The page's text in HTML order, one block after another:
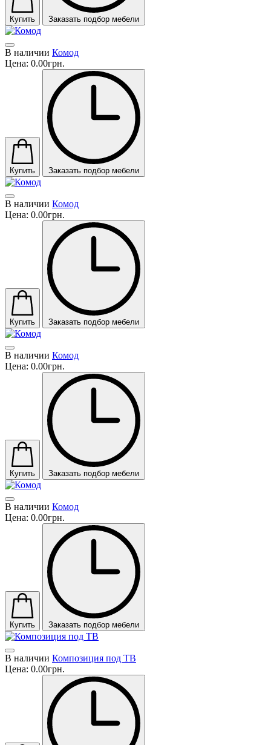
Купить Заказать подбор мебели
В наличии Комод
Цена: 0.00грн.
Купить Заказать подбор мебели
В наличии Комод
Цена: 0.00грн.
Купить Заказать подбор мебели
В наличии Комод
Цена: 0.00грн.
Купить Заказать подбор мебели
В наличии Комод
Цена: 0.00грн.
Купить Заказать подбор мебели
В наличии Композиция под ТВ
Цена: 0.00грн.